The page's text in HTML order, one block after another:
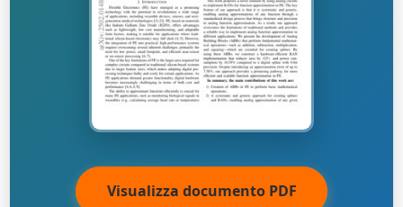
Visualizza documento PDF